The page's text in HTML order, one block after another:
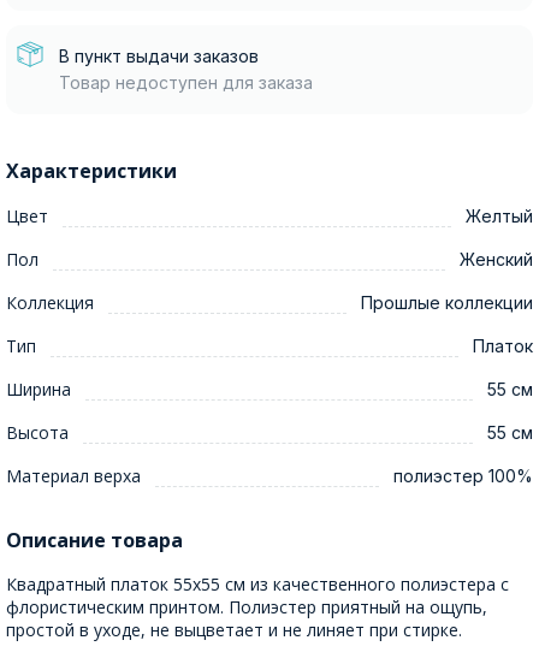
В пункт выдачи заказов
Товар недоступен для заказа
Характеристики
Цвет Желтый
Пол Женский
Коллекция Прошлые коллекции
Тип Платок
Ширина 55 см
Высота 55 см
Материал верха полиэстер 100%
Описание товара
Квадратный платок 55x55 см из качественного полиэстера с
флористическим принтом. Полиэстер приятный на ощупь,
простой в уходе, не выцветает и не линяет при стирке.